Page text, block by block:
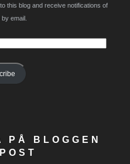
this blog and receive notifications of
email.
PÅ BLOGGEN